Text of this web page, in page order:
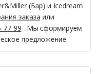
(Бар) и Icedream
заказа или
77-99 . Мы сформируем
предложение.